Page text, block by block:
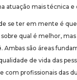
atuação mais técnica e
se ter em mente é
qual é melhor, mas
. Ambas são áreas
de vida das
com profissionais das